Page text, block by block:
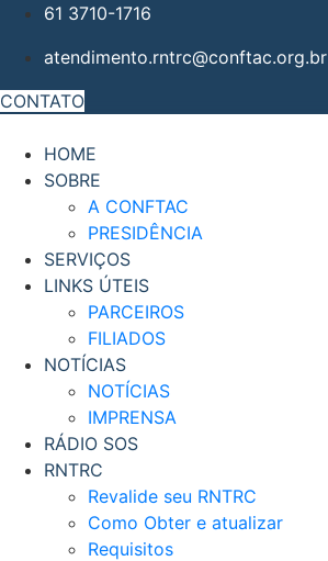
61 3710-1716
atendimento.rntrc@conftac.org.br
CONTATO
HOME
SOBRE
A CONFTAC
PRESIDÊNCIA
SERVIÇOS
LINKS ÚTEIS
PARCEIROS
FILIADOS
NOTÍCIAS
NOTÍCIAS
IMPRENSA
RÁDIO SOS
RNTRC
Revalide seu RNTRC
Como Obter e atualizar
Requisitos